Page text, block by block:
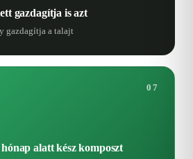
gazdagítja is azt
gazdagítja a talajt
07
alatt kész komposzt